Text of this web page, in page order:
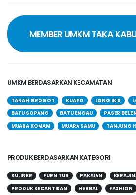
MEMBER UMKM TAKA
UMKM BERDASARKAN KECAMATAN
TANAH GROGOT KUARO LONG IKIS
BATU SOPANG
BATU ENGAU
PASER
MUARA KOMAM
MUARA SAMU TANJUNG
PRODUK BERDASARKAN KATEGORI
KULINER FURNITUR PAKAIAN
PRODUK KECANTIKAN
HERBAL FASHION